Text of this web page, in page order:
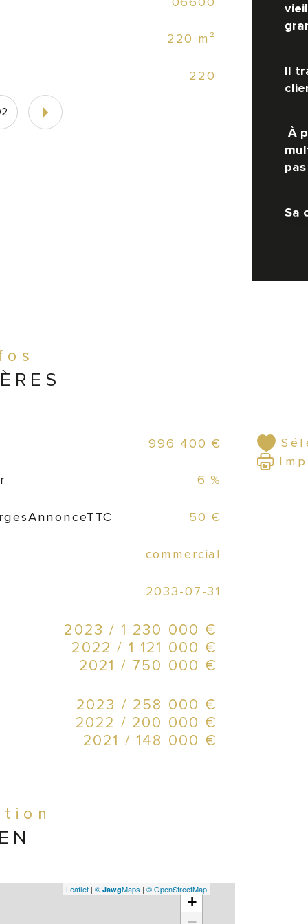
220 m²
220
Il
À
Sa
en
La
996 400 €
6 %
50 €
commercial
2033-07-31
2023 / 1 230 000 €
2022 / 1 121 000 €
2021 / 750 000 €
2023 / 258 000 €
2022 / 200 000 €
2021 / 148 000 €
+
Leaflet |©JawgMaps |© OpenStreetMap